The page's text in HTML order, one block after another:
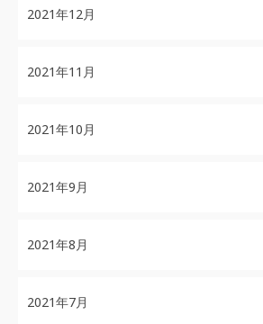
2021年12月
2021年11月
2021年10月
2021年9月
2021年8月
2021年7月